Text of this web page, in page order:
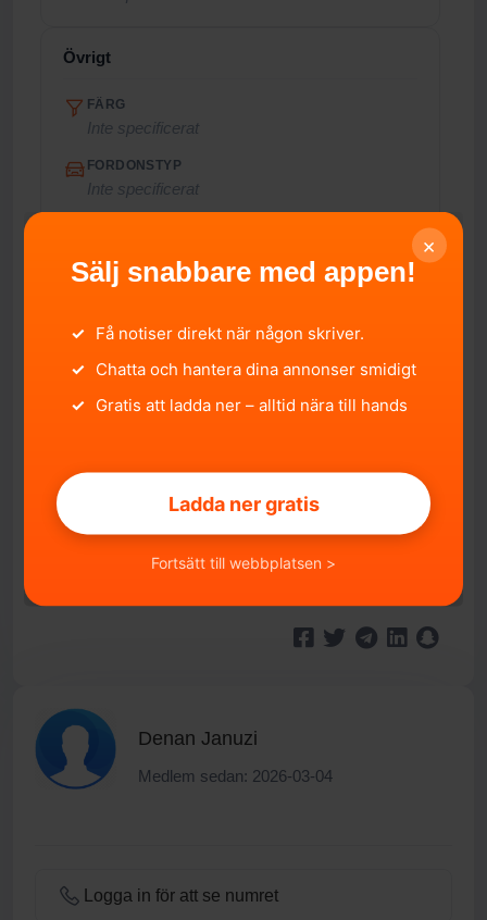
Övrigt
FÄRG
Inte specificerat
FORDONSTYP
Inte specificerat
TOTALVIKT
Inte specificerat
EURO-UTSLÄPPSNORM
FORDONSSTATUS
Inte specificerat
IMPORTERAD
Inte specificerat
Denan Januzi
Medlem sedan: 2026-03-04
Logga in för att se numret
×
Sälj snabbare med appen!
✓ Få notiser direkt när någon skriver.
✓ Chatta och hantera dina annonser smidigt
✓ Gratis att ladda ner – alltid nära till hands
Ladda ner gratis
Fortsätt till webbplatsen >